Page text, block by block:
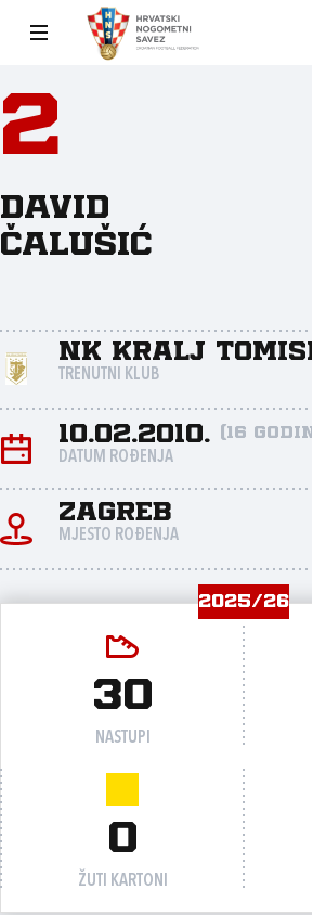
2
David
Čalušić
NK Kralj
TRENUTNI KLUB
10.02.2010. (16
DATUM ROĐENJA
Zagreb
MJESTO ROĐENJA
2025/26
30
NASTUPI
0
ŽUTI KARTONI